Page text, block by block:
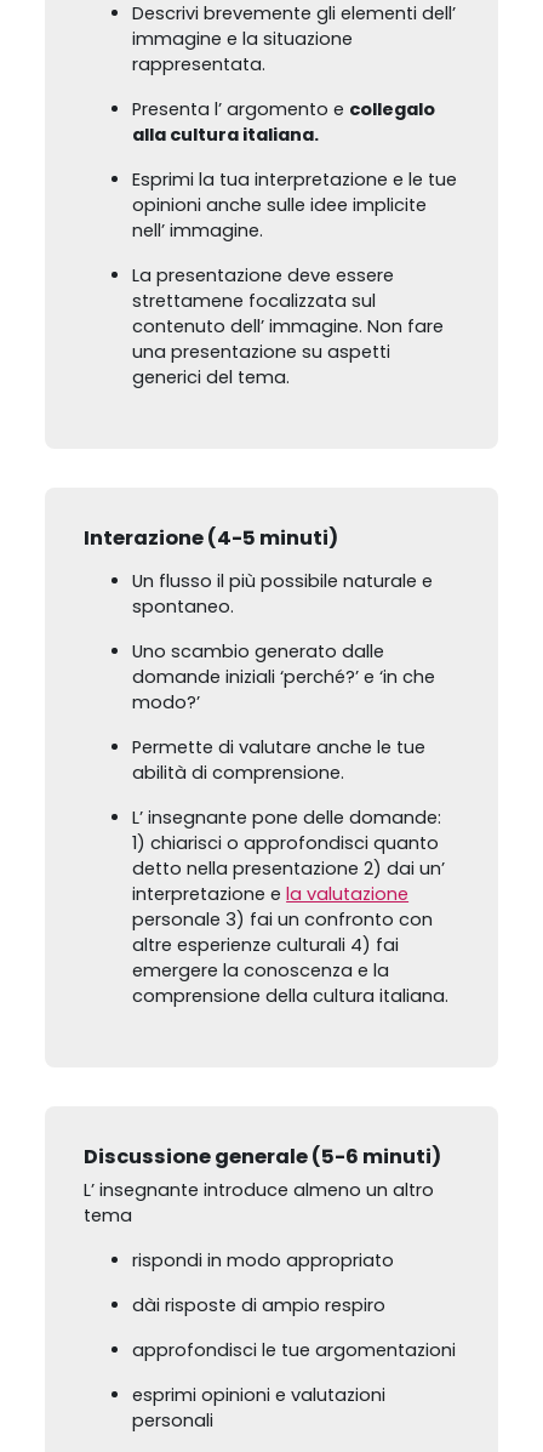
Descrivi brevemente gli elementi dell’
immagine e la situazione
rappresentata.
Presenta l’ argomento e collegalo
alla cultura italiana.
Esprimi la tua interpretazione e le tue
opinioni anche sulle idee implicite
nell’ immagine.
La presentazione deve essere
strettamene focalizzata sul
contenuto dell’ immagine. Non fare
una presentazione su aspetti
generici del tema.
Interazione (4-5 minuti)
Un flusso il più possibile naturale e
spontaneo.
Uno scambio generato dalle
domande iniziali ‘perché?’ e ‘in che
modo?’
Permette di valutare anche le tue
abilità di comprensione.
L’ insegnante pone delle domande:
1) chiarisci o approfondisci quanto
detto nella presentazione 2) dai un’
interpretazione ela valutazione
personale 3) fai un confronto con
altre esperienze culturali 4) fai
emergere la conoscenza e la
comprensione della cultura italiana.
Discussione generale (5-6 minuti)
L’ insegnante introduce almeno un altro
tema
rispondi in modo appropriato
dài risposte di ampio respiro
approfondisci le tue argomentazioni
esprimi opinioni e valutazioni
personali